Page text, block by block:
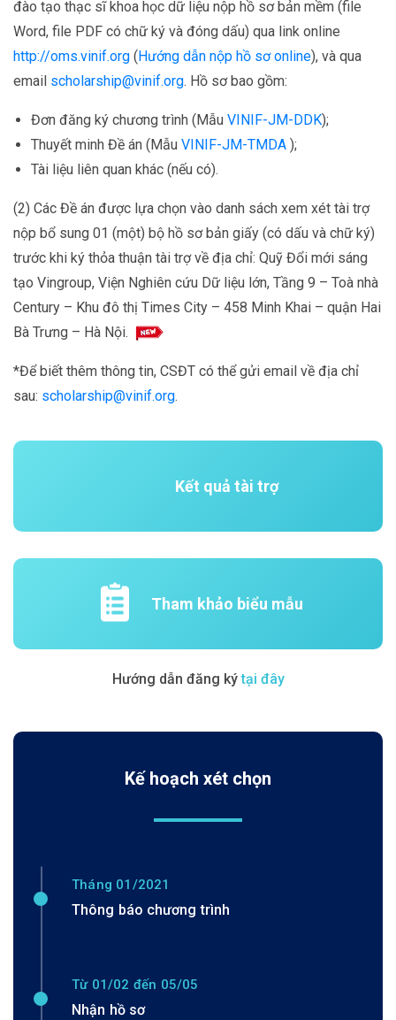
đào tạo thạc sĩ khoa học dữ liệu nộp hồ sơ bản mềm (file
Word, file PDF có chữ ký và đóng dấu) qua link online
http://oms.vinif.org ( Hướng dẫn nộp hồ sơ online), và qua
email scholarship@vinif.org. Hồ sơ bao gồm:
Đơn đăng ký chương trình (Mẫu VINIF-JM-DDK);
Thuyết minh Đề án (Mẫu VINIF-JM-TMDA );
Tài liệu liên quan khác (nếu có).
(2) Các Đề án được lựa chọn vào danh sách xem xét tài trợ
nộp bổ sung 01 (một) bộ hồ sơ bản giấy (có dấu và chữ ký)
trước khi ký thỏa thuận tài trợ về địa chỉ: Quỹ Đổi mới sáng
tạo Vingroup, Viện Nghiên cứu Dữ liệu lớn, Tầng 9 – Toà nhà
Century – Khu đô thị Times City – 458 Minh Khai – quận Hai
Bà Trưng – Hà Nội.
*Để biết thêm thông tin, CSĐT có thể gửi email về địa chỉ
sau: scholarship@vinif.org.
Kết quả tài trợ
Kế hoạch xét chọn
Tháng 01/2021
Thông báo chương trình
Từ 01/02 đến 05/05
Nhận hồ sơ
Tham khảo biểu mẫu
Hướng dẫn đăng kýtại đây